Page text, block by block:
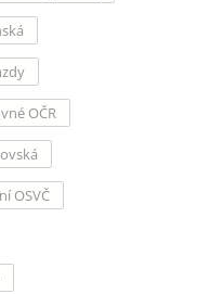
OČR
OSVČ